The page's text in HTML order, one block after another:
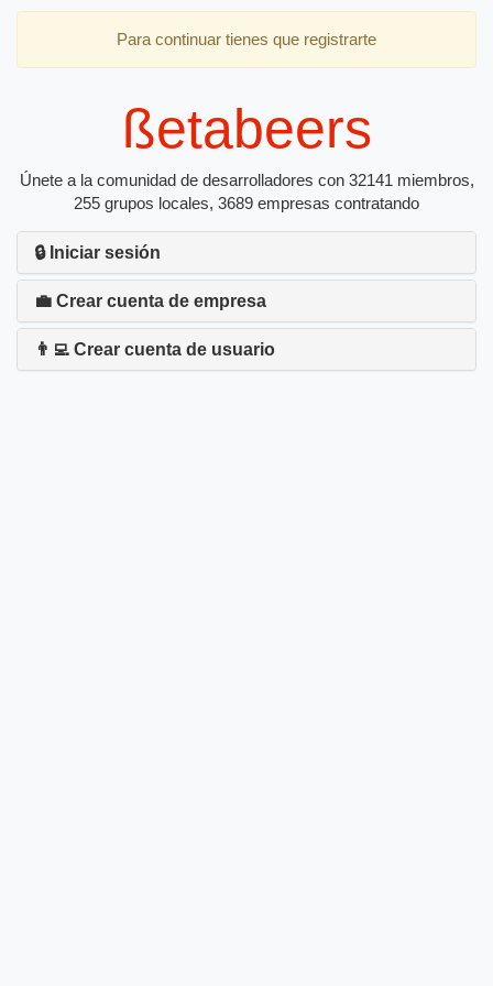
Para continuar tienes que registrarte
ßetabeers
Únete a la comunidad de desarrolladores con 32141 miembros,
255 grupos locales, 3689 empresas contratando
🔒 Iniciar sesión
💼 Crear cuenta de empresa
👨‍💻 Crear cuenta de usuario